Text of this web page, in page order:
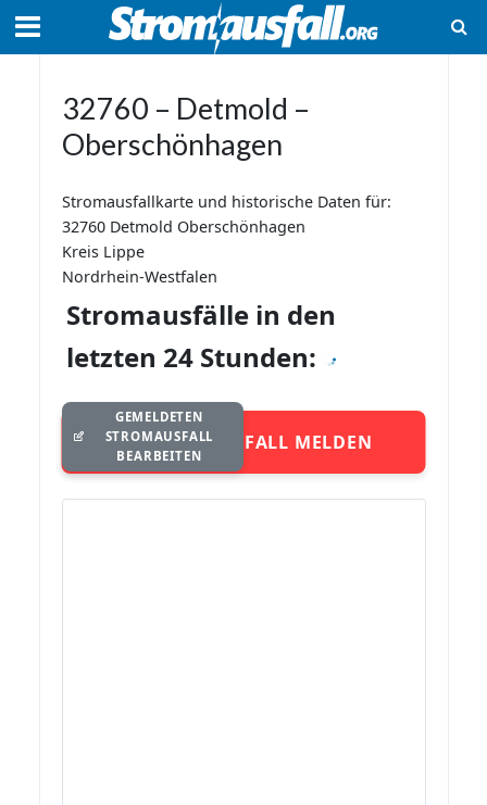
32760 – Detmold –
Oberschönhagen
Stromausfallkarte und historische Daten für:
32760 Detmold Oberschönhagen
Kreis Lippe
Nordrhein-Westfalen
Stromausfälle in den
letzten 24 Stunden:
STROMAUSFALL MELDEN
GEMELDETEN
STROMAUSFALL
BEARBEITEN